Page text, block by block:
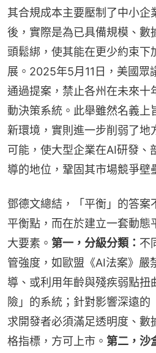
其合規成本主要壓制了中小
後，實際是為已具備規模、數
頭鬆綁，使其能在更少約束下
展。2025年5月11日，美國眾
通過提案，禁止各州在未來十
動決策系統。此舉雖然名義上
新環境，實則進一步削弱了地
可能，使大型企業在AI研發、
導的地位，鞏固其市場競爭壁
鄧德文總結，「平衡」的答案
平衡點，而在於建立一套動態
大要素。 第一，分級分類： 不
管強度，如歐盟《AI法案》嚴
導、或利用年齡與殘疾弱點扭
險」的系統；針對影響深遠的
求開發者必須滿足透明度、數
格指標，方可上市。 第二，沙